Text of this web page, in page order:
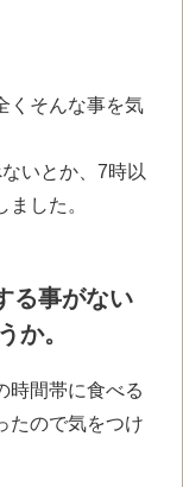
くそんな事を気
いとか、7時以
した。
る事がない
か。
時間帯に食べる
たので気をつけ